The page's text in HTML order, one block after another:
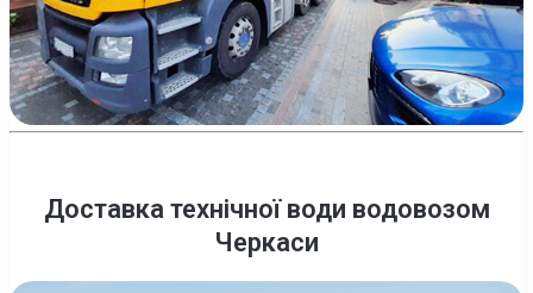
Доставка технічної води водовозом
Черкаси